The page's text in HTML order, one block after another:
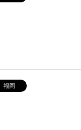
福岡